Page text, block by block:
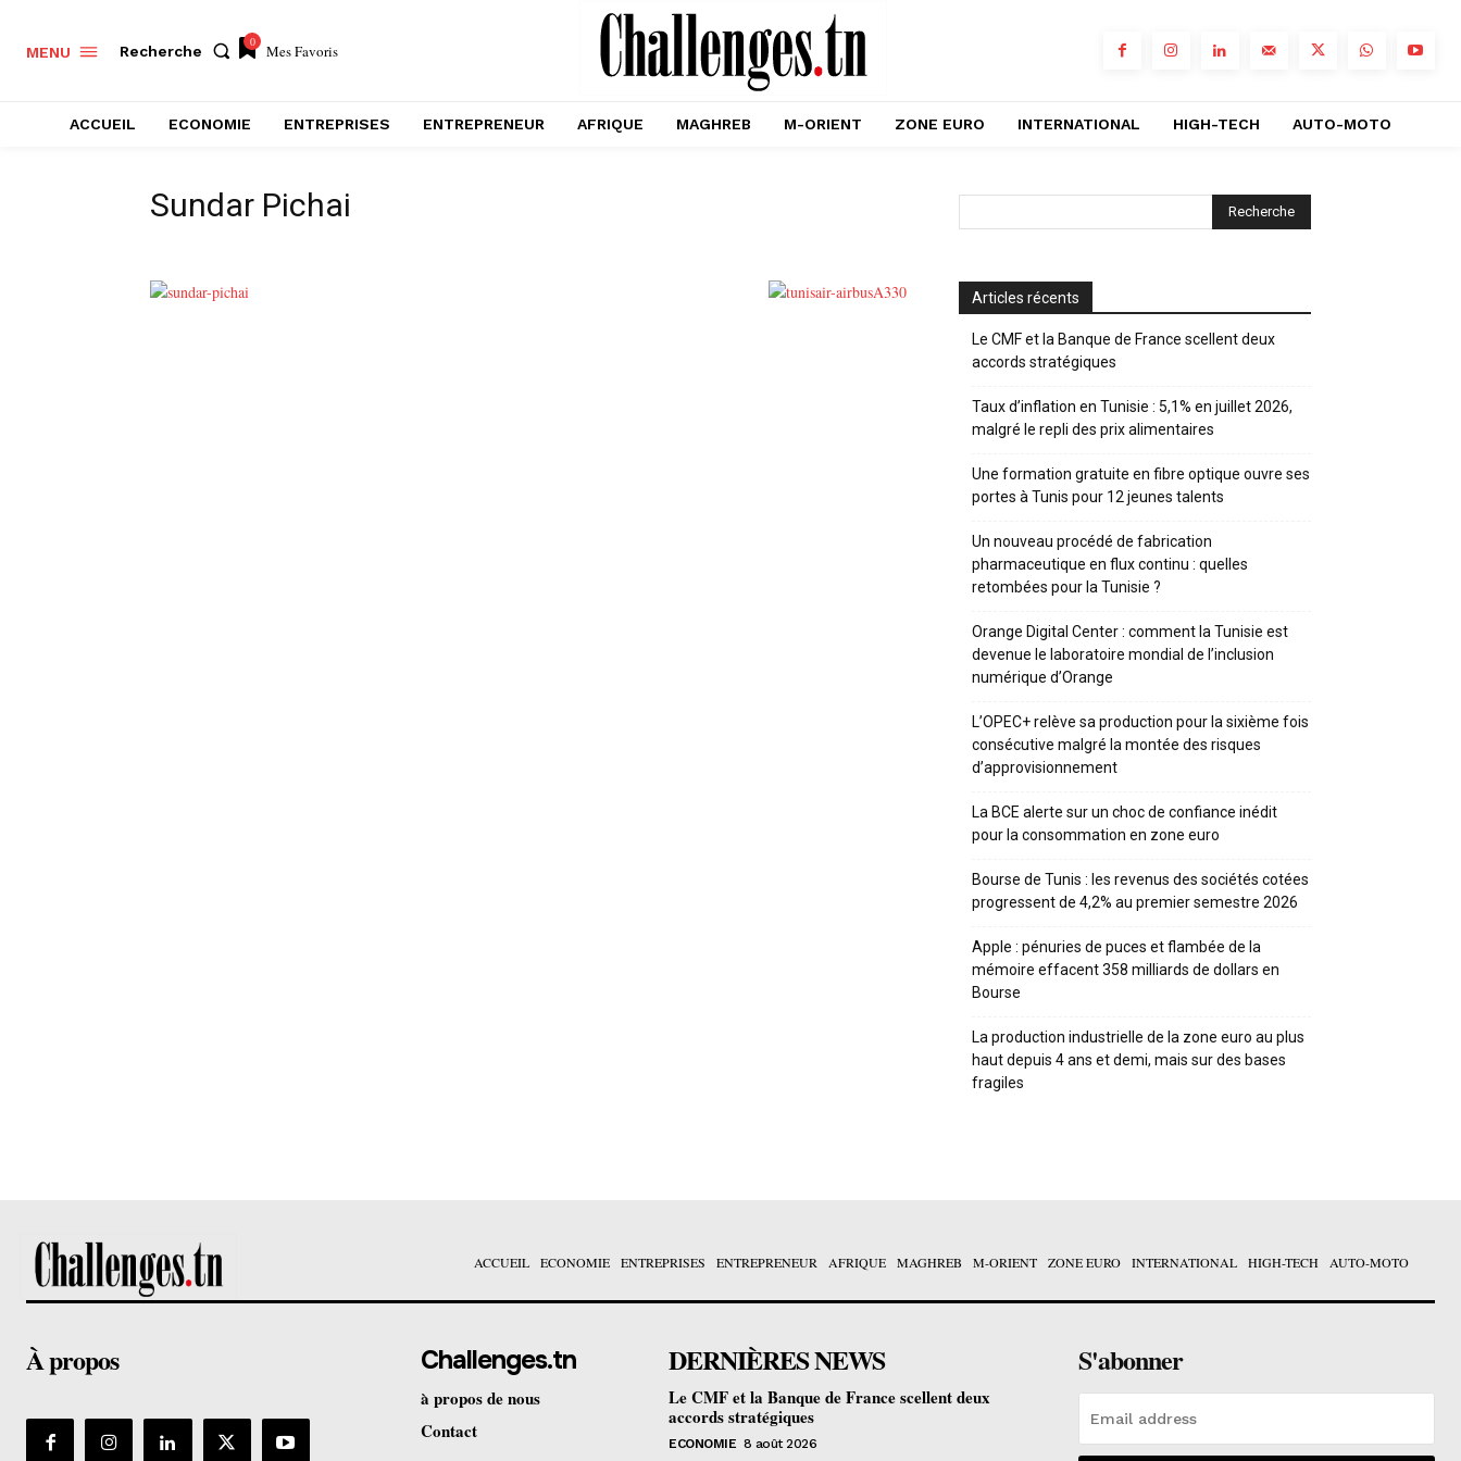
MENU Recherche
0 Mes Favoris
ACCUEIL ECONOMIE ENTREPRISES ENTREPRENEUR AFRIQUE MAGHREB M-ORIENT ZONE EURO INTERNATIONAL HIGH-TECH AUTO-MOTO
Sundar Pichai
Articles récents
Le CMF et la Banque de France scellent deux
accords stratégiques
Taux d’inflation en Tunisie : 5,1% en juillet 2026,
malgré le repli des prix alimentaires
Une formation gratuite en fibre optique ouvre ses
portes à Tunis pour 12 jeunes talents
Un nouveau procédé de fabrication
pharmaceutique en flux continu : quelles
retombées pour la Tunisie ?
Orange Digital Center : comment la Tunisie est
devenue le laboratoire mondial de l’inclusion
numérique d’Orange
L’OPEC+ relève sa production pour la sixième fois
consécutive malgré la montée des risques
d’approvisionnement
La BCE alerte sur un choc de confiance inédit
pour la consommation en zone euro
Bourse de Tunis : les revenus des sociétés cotées
progressent de 4,2% au premier semestre 2026
Apple : pénuries de puces et flambée de la
mémoire effacent 358 milliards de dollars en
Bourse
La production industrielle de la zone euro au plus
haut depuis 4 ans et demi, mais sur des bases
fragiles
ACCUEIL ECONOMIE ENTREPRISES ENTREPRENEUR AFRIQUE MAGHREB M-ORIENT ZONE EURO INTERNATIONAL HIGH-TECH AUTO-MOTO
À propos Challenges.tn
à propos de nous
Contact
DERNIÈRES NEWS
Le CMF et la Banque de France scellent deux
accords stratégiques
ECONOMIE 8 août 2026
S'abonner